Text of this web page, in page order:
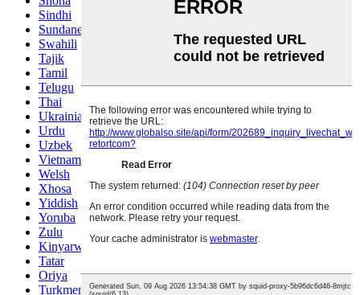
Sindhi
Sundanese
Swahili
Tajik
Tamil
Telugu
Thai
Ukrainian
Urdu
Uzbek
Vietnamese
Welsh
Xhosa
Yiddish
Yoruba
Zulu
Kinyarwanda
Tatar
Oriya
Turkmen